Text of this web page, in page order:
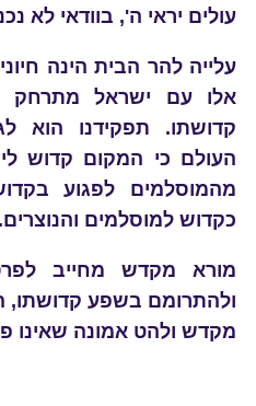
עולים יראי ה', בוודאי לא
עלייה להר הבית הינה
אלו עם ישראל מתרחק
קדושתו. תפקידנו הוא
העולם כי המקום קדוש
מהמוסלמים לפגוע
כקדוש למוסלמים והנוצרים.
מורא מקדש מחייב
ולהתרומם בשפע קדושתו,
מקדש ולהט אמונה שאינו